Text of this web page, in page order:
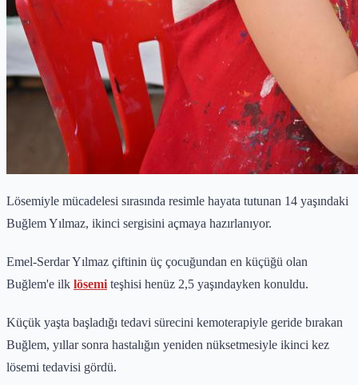
Lösemiyle mücadelesi sırasında resimle hayata tutunan 14 yaşındaki
Buğlem Yılmaz, ikinci sergisini açmaya hazırlanıyor.
Emel-Serdar Yılmaz çiftinin üç çocuğundan en küçüğü olan
Buğlem'e ilk lösemi teşhisi henüz 2,5 yaşındayken konuldu.
Küçük yaşta başladığı tedavi sürecini kemoterapiyle geride bırakan
Buğlem, yıllar sonra hastalığın yeniden nüksetmesiyle ikinci kez
lösemi tedavisi gördü.